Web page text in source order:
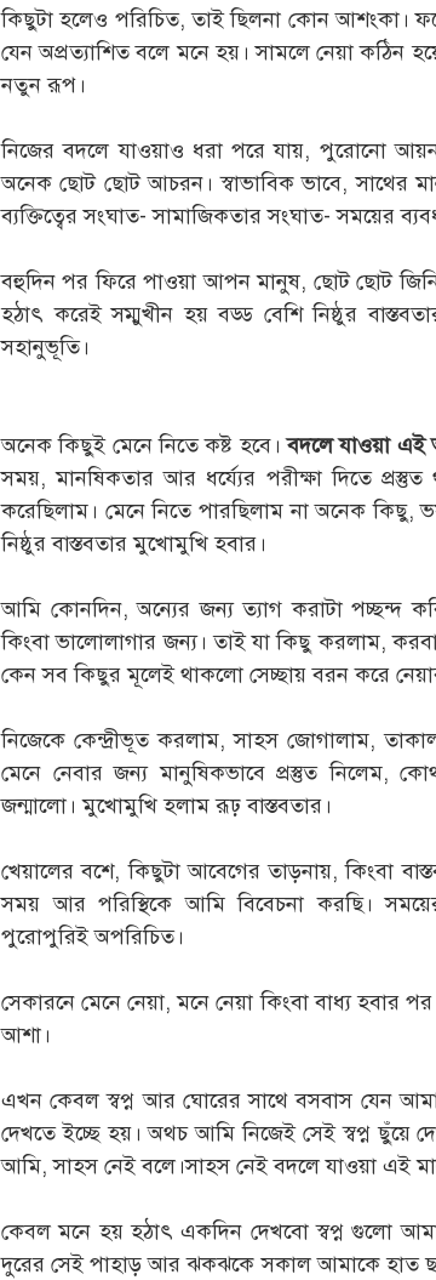
কিছুটা হলেও পরিচিত, তাই ছিলনা কোন আশংকা।
যেন অপ্রত্যাশিত বলে মনে হয়। সামলে নেয়া কঠিন
নতুন রূপ।
নিজের বদলে যাওয়াও ধরা পরে যায়, পুরোনো
অনেক ছোট ছোট আচরন। স্বাভাবিক ভাবে, সাথের
ব্যক্তিত্বের সংঘাত- সামাজিকতার সংঘাত- সময়ের
বহুদিন পর ফিরে পাওয়া আপন মানুষ, ছোট ছোট
হঠাৎ করেই সম্মুখীন হয় বড্ড বেশি নিষ্ঠুর
সহানুভূতি।
অনেক কিছুই মেনে নিতে কষ্ট হবে।বদলে যাওয়া এই
সময়, মানষিকতার আর ধর্য্যের পরীক্ষা দিতে
করেছিলাম। মেনে নিতে পারছিলাম না অনেক
নিষ্ঠুর বাস্তবতার মুখোমুখি হবার।
আমি কোনদিন, অন্যের জন্য ত্যাগ করাটা পচ্ছন্দ
কিংবা ভালোলাগার জন্য। তাই যা কিছু করলাম,
কেন সব কিছুর মূলেই থাকলো সেচ্ছায় বরন করে
নিজেকে কেন্দ্রীভূত করলাম, সাহস জোগালাম,
মেনে নেবার জন্য মানুষিকভাবে প্রস্তুত নিলেম,
জন্মালো। মুখোমুখি হলাম রূঢ় বাস্তবতার।
খেয়ালের বশে, কিছুটা আবেগের তাড়নায়, কিংবা
সময় আর পরিস্থিকে আমি বিবেচনা করছি।
পুরোপুরিই অপরিচিত।
সেকারনে মেনে নেয়া, মনে নেয়া কিংবা বাধ্য
আশা।
এখন কেবল স্বপ্ন আর ঘোরের সাথে বসবাস যেন
দেখতে ইচ্ছে হয়। অথচ আমি নিজেই সেই স্বপ্ন ছুঁয়ে
আমি, সাহস নেই বলে।সাহস নেই বদলে যাওয়া এই
কেবল মনে হয় হঠাৎ একদিন দেখবো স্বপ্ন গুলো
দুরের সেই পাহাড় আর ঝকঝকে সকাল আমাকে হাত